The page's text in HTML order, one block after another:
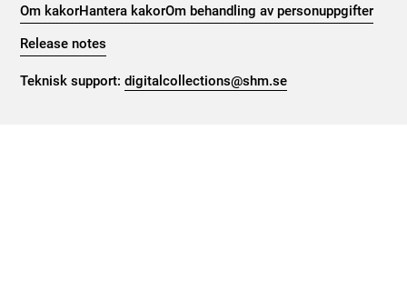
Om kakorHantera kakorOm behandling av personuppgifter
Release notes
Teknisk support:digitalcollections@shm.se